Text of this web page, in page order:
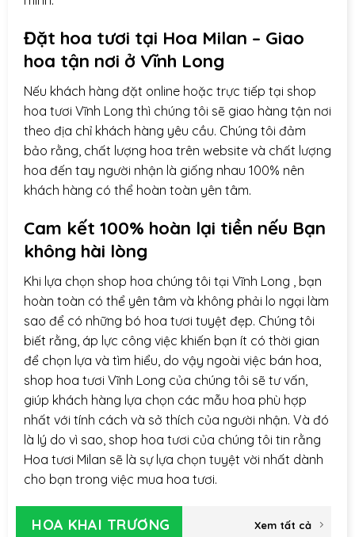
Đặt hoa tươi tại Hoa Milan – Giao
hoa tận nơi ở Vĩnh Long
Nếu khách hàng đặt online hoặc trực tiếp tại shop
hoa tươi Vĩnh Long thì chúng tôi sẽ giao hàng tận nơi
theo địa chỉ khách hàng yêu cầu. Chúng tôi đảm
bảo rằng, chất lượng hoa trên website và chất lượng
hoa đến tay người nhận là giống nhau 100% nên
khách hàng có thể hoàn toàn yên tâm.
Cam kết 100% hoàn lại tiền nếu Bạn
không hài lòng
Khi lựa chọn shop hoa chúng tôi tại Vĩnh Long , bạn
hoàn toàn có thể yên tâm và không phải lo ngại làm
sao để có những bó hoa tươi tuyệt đẹp. Chúng tôi
biết rằng, áp lực công việc khiến bạn ít có thời gian
để chọn lựa và tìm hiểu, do vậy ngoài việc bán hoa,
shop hoa tươi Vĩnh Long của chúng tôi sẽ tư vấn,
giúp khách hàng lựa chọn các mẫu hoa phù hợp
nhất với tính cách và sở thích của người nhận. Và đó
là lý do vì sao, shop hoa tươi của chúng tôi tin rằng
Hoa tươi Milan sẽ là sự lựa chọn tuyệt vời nhất dành
cho bạn trong việc mua hoa tươi.
HOA KHAI TRƯƠNG Xem tất cả